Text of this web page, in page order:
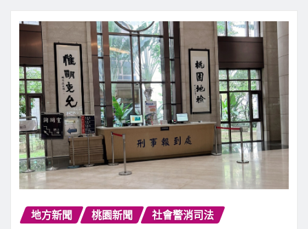
地方新聞 桃園新聞 社會警消司法